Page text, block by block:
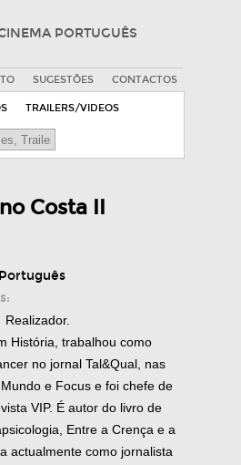
PORTUGUÊS
SUGESTÕES CONTACTOS
TRAILERS/VIDEOS
Costa II
Português
Realizador.
História, trabalhou como
no jornal Tal&Qual, nas
e Focus e foi chefe de
VIP. É autor do livro de
Entre a Crença e a
actualmente como jornalista